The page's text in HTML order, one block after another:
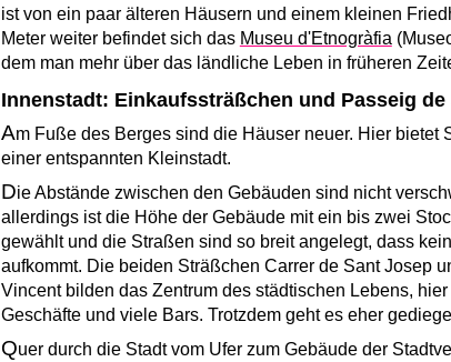
ist von ein paar älteren Häusern und einem kleinen
Meter weiter befindet sich das Museu d'Etnogràfia
dem man mehr über das ländliche Leben in früheren
Innenstadt: Einkaufssträßchen und Passeig de
Am Fuße des Berges sind die Häuser neuer. Hier bietet
einer entspannten Kleinstadt.
Die Abstände zwischen den Gebäuden sind nicht
allerdings ist die Höhe der Gebäude mit ein bis zwei
gewählt und die Straßen sind so breit angelegt, dass
aufkommt. Die beiden Sträßchen Carrer de Sant Josep
Vincent bilden das Zentrum des städtischen Lebens,
Geschäfte und viele Bars. Trotzdem geht es eher
Quer durch die Stadt vom Ufer zum Gebäude der